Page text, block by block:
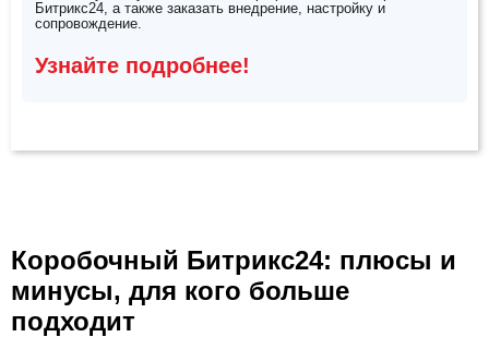
Битрикс24, а также заказать внедрение, настройку и
сопровождение.
Узнайте подробнее!
Коробочный Битрикс24: плюсы и
минусы, для кого больше
подходит